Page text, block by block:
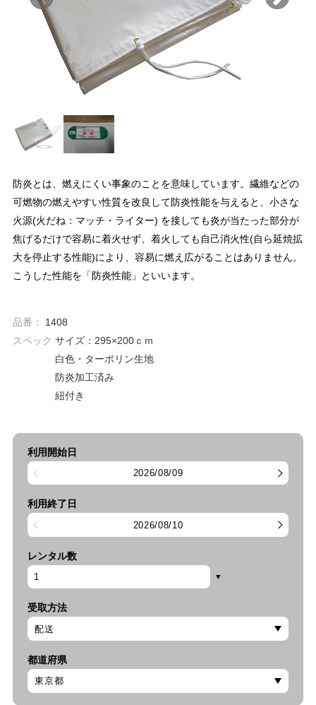
防炎とは、燃えにくい事象のことを意味しています。繊維などの
可燃物の燃えやすい性質を改良して防炎性能を与えると、小さな
火源(火だね：マッチ・ライター) を接しても炎が当たった部分が
焦げるだけで容易に着火せず、着火しても自己消火性(自ら延焼拡
大を停止する性能)により、容易に燃え広がることはありません。
こうした性能を「防炎性能」といいます。
品番：
1408
スペック サイズ：295×200ｃｍ
白色・ターポリン生地
防炎加工済み
紐付き
利用開始日
2026/08/09
利用終了日
2026/08/10
レンタル数
受取方法
都道府県